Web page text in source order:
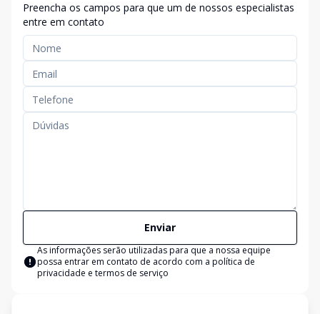
Preencha os campos para que um de nossos especialistas
entre em contato
Enviar
As informações serão utilizadas para que a nossa equipe
possa entrar em contato de acordo com a política de
privacidade e termos de serviço